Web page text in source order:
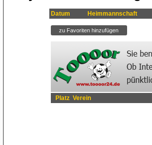
Datum Heimmannschaft
Platz Verein